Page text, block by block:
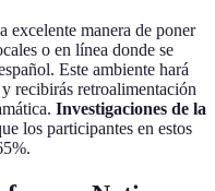
excelente manera de poner
o en línea donde se
Este ambiente hará
recibirás retroalimentación
Investigaciones de la
los participantes en estos